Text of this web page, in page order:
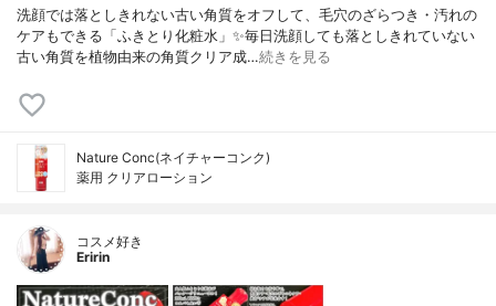
洗顔では落としきれない古い角質をオフして、毛穴のざらつき・汚れの
ケアもできる「ふきとり化粧水」✨毎日洗顔しても落としきれていない
古い角質を植物由来の角質クリア成…続きを見る
Nature Conc(ネイチャーコンク)
薬用 クリアローション
コスメ好き
Eririn